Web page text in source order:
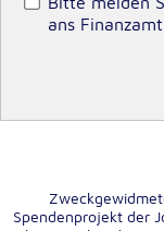
ans
Spendenprojekt der
Cookie